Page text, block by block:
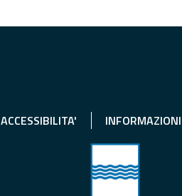
ACCESSIBILITA' INFORMAZIONI